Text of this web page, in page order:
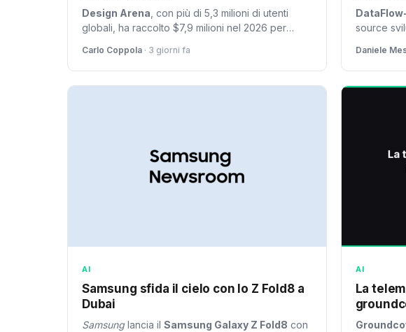
Design Arena , con più di 5,3 milioni di utenti
globali, ha raccolto $7,9 milioni nel 2026 per
Carlo Coppola · 3 giorni fa
source
richieste
di script
promette
Daniele
AI
Samsung sfida il cielo con lo Z Fold8 a
Dubai
Samsunglancia il Samsung Galaxy Z Fold8 con
AI
La